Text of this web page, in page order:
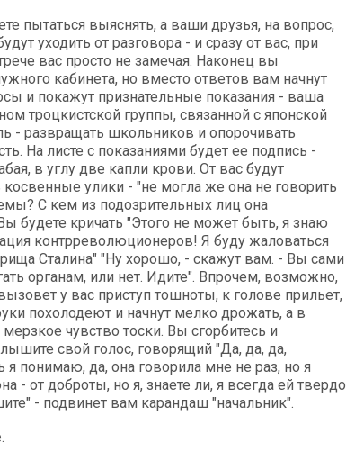
пытаться выяснять, а ваши друзья, на вопрос,
уходить от разговора - и сразу от вас, при
вас просто не замечая. Наконец вы
кабинета, но вместо ответов вам начнут
и покажут признательные показания - ваша
троцкистской группы, связанной с японской
- развращать школьников и опорочивать
На листе с показаниями будет ее подпись -
в углу две капли крови. От вас будут
косвенные улики - "не могла же она не говорить
С кем из подозрительных лиц она
будете кричать "Этого не может быть, я знаю
контрреволюционеров! Я буду жаловаться
Сталина" "Ну хорошо, - скажут вам. - Вы сами
органам, или нет. Идите". Впрочем, возможно,
у вас приступ тошноты, к голове прильет,
похолодеют и начнут мелко дрожать, а в
мерзкое чувство тоски. Вы сгорбитесь и
свой голос, говорящий "Да, да, да,
я понимаю, да, она говорила мне не раз, но я
- от доброты, но я, знаете ли, я всегда ей твердо
- подвинет вам карандаш "начальник".